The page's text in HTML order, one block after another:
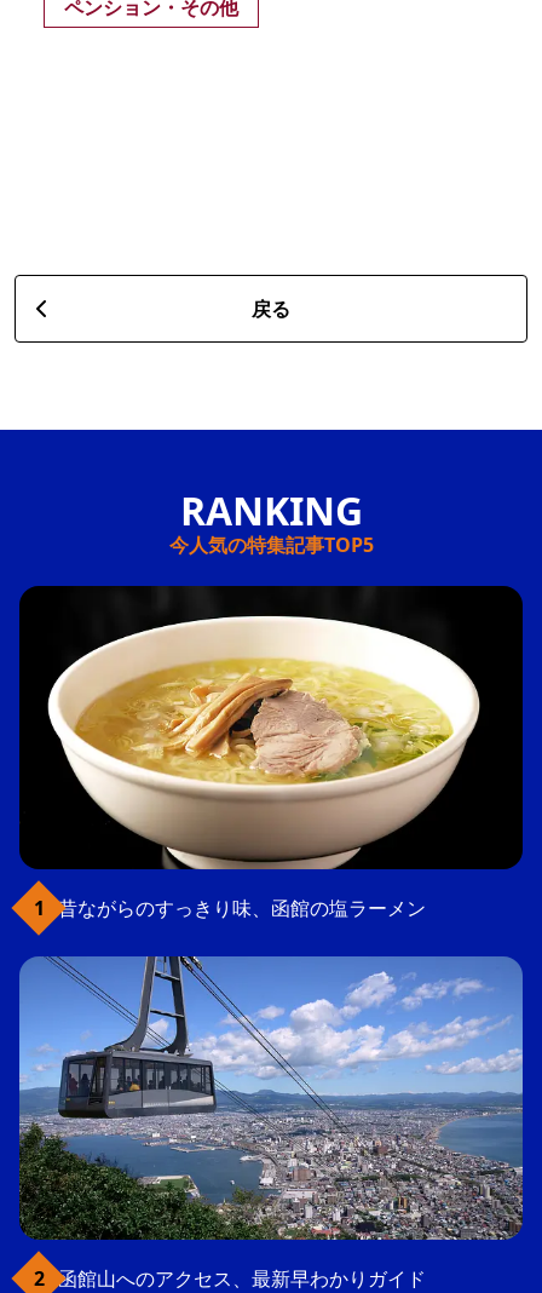
ペンション・その他
戻る
今人気の特集記事TOP5
昔ながらのすっきり味、函館の塩ラーメン
函館山へのアクセス、最新早わかりガイド